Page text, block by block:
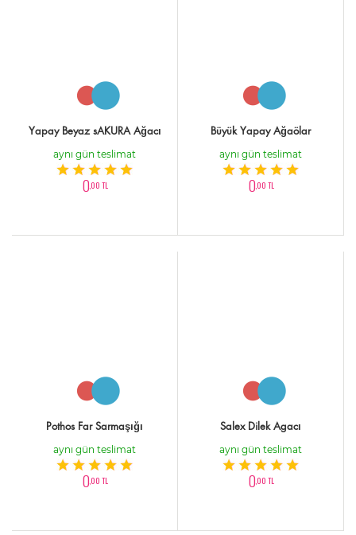
Yapay Beyaz sAKURA Ağacı
aynı gün teslimat
0,00 TL
Büyük Yapay Ağaölar
aynı gün teslimat
0,00 TL
Pothos Far Sarmaşığı
aynı gün teslimat
0,00 TL
Salex Dilek Agacı
aynı gün teslimat
0,00 TL